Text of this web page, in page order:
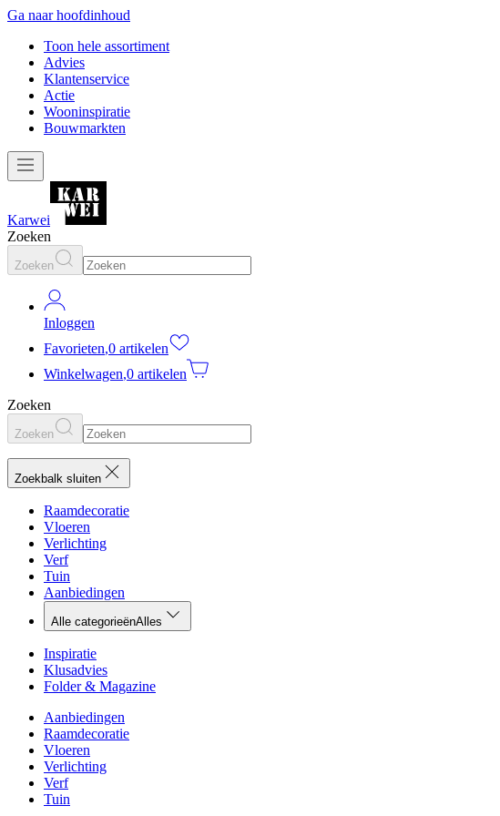
Ga naar hoofdinhoud
Toon hele assortiment
Advies
Klantenservice
Actie
Wooninspiratie
Bouwmarkten
Karwei
Zoeken
Zoeken
Inloggen
Favorieten,0 artikelen
Winkelwagen,0 artikelen
Zoeken
Zoeken
Zoekbalk sluiten
Raamdecoratie
Vloeren
Verlichting
Verf
Tuin
Aanbiedingen
Alle categorieënAlles
Inspiratie
Klusadvies
Folder & Magazine
Aanbiedingen
Raamdecoratie
Vloeren
Verlichting
Verf
Tuin